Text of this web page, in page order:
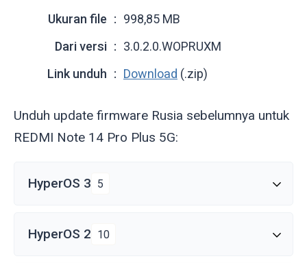
Ukuran file
998,85 MB
Dari versi
3.0.2.0.WOPRUXM
Link unduh
Download (.zip)
Unduh update firmware Rusia sebelumnya untuk
REDMI Note 14 Pro Plus 5G:
HyperOS 3 5
HyperOS 2 10